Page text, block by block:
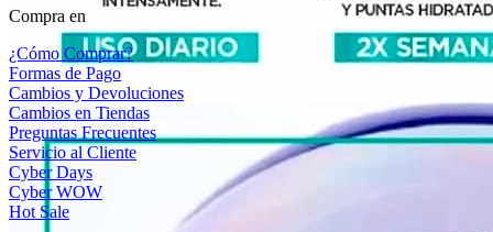
Compra en
¿Cómo Comprar?
Formas de Pago
Cambios y Devoluciones
Cambios en Tiendas
Preguntas Frecuentes
Servicio al Cliente
Cyber Days
Cyber WOW
Hot Sale